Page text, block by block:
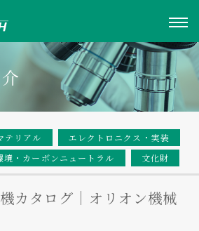
テリアル
エレクトロニクス・実装
境・カーボンニュートラル 文化財
カタログ｜オリオン機械